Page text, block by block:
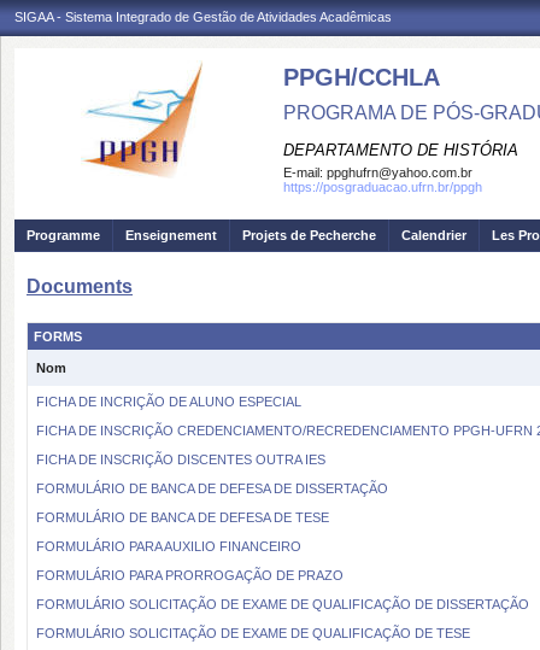
SIGAA - Sistema Integrado de Gestão de Atividades Acadêmicas
PPGH/CCHLA
PROGRAMA DE PÓS-
DEPARTAMENTO DE HISTÓRIA
E-mail: ppghufrn@yahoo.com.br
https://posgraduacao.ufrn.br/ppgh
Programme Enseignement Projets de Pecherche Calendrier Les
Documents
FORMS
Nom
FICHA DE INCRIÇÃO DE ALUNO ESPECIAL
FICHA DE INSCRIÇÃO CREDENCIAMENTO/RECREDENCIAMENTO PPGH-UFRN
FICHA DE INSCRIÇÃO DISCENTES OUTRA IES
FORMULÁRIO DE BANCA DE DEFESA DE DISSERTAÇÃO
FORMULÁRIO DE BANCA DE DEFESA DE TESE
FORMULÁRIO PARA AUXILIO FINANCEIRO
FORMULÁRIO PARA PRORROGAÇÃO DE PRAZO
FORMULÁRIO SOLICITAÇÃO DE EXAME DE QUALIFICAÇÃO DE DISSERTAÇÃO
FORMULÁRIO SOLICITAÇÃO DE EXAME DE QUALIFICAÇÃO DE TESE